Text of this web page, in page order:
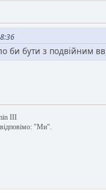
би бути з подвійним
III
"Ми".